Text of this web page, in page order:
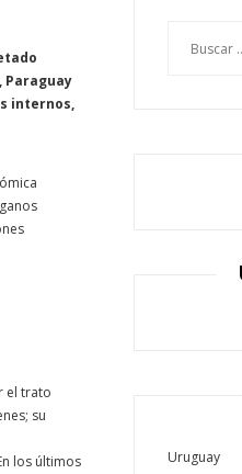
Paraguay
internos,
el trato
su
los últimos
Uruguay